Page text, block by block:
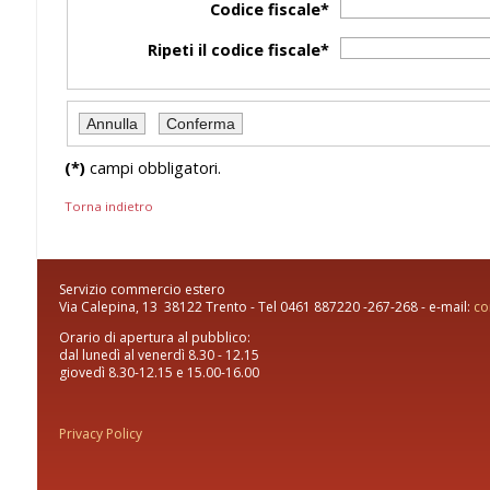
Codice fiscale*
Ripeti il codice fiscale*
(*) campi obbligatori.
Torna indietro
Servizio commercio estero
Via Calepina, 13 38122 Trento - Tel 0461 887220 -267-268 - e-mail:
Orario di apertura al pubblico:
dal lunedì al venerdì 8.30 - 12.15
giovedì 8.30-12.15 e 15.00-16.00
Privacy Policy